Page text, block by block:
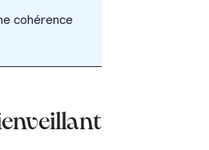
cohérence